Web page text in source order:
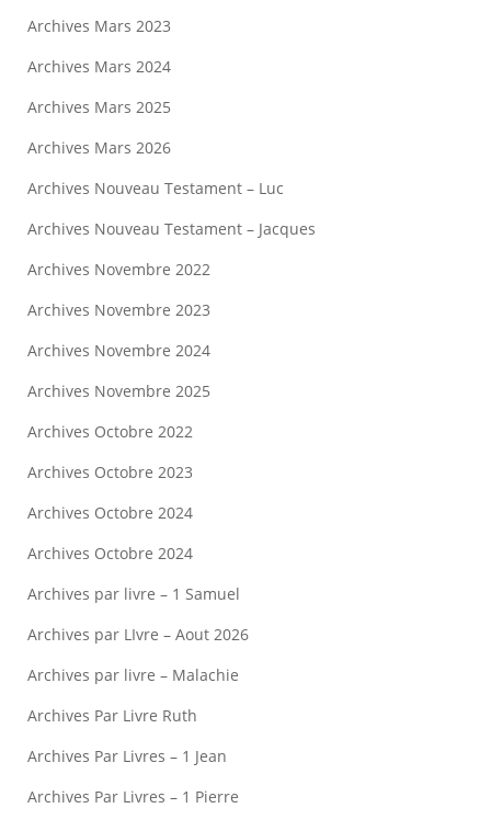
Archives Mars 2023
Archives Mars 2024
Archives Mars 2025
Archives Mars 2026
Archives Nouveau Testament – Luc
Archives Nouveau Testament – Jacques
Archives Novembre 2022
Archives Novembre 2023
Archives Novembre 2024
Archives Novembre 2025
Archives Octobre 2022
Archives Octobre 2023
Archives Octobre 2024
Archives Octobre 2024
Archives par livre – 1 Samuel
Archives par LIvre – Aout 2026
Archives par livre – Malachie
Archives Par Livre Ruth
Archives Par Livres – 1 Jean
Archives Par Livres – 1 Pierre